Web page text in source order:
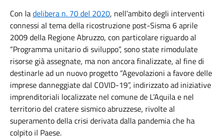
Con ladelibera n. 70 del 2020, nell’ambito degli interventi
connessi al tema della ricostruzione post-Sisma 6 aprile
2009 della Regione Abruzzo, con particolare riguardo al
“Programma unitario di sviluppo”, sono state rimodulate
risorse già assegnate, ma non ancora finalizzate, al fine di
destinarle ad un nuovo progetto “Agevolazioni a favore delle
imprese danneggiate dal COVID-19”, indirizzato ad iniziative
imprenditoriali localizzate nel comune de L’Aquila e nel
territorio del cratere sismico abruzzese, rivolte al
superamento della crisi derivata dalla pandemia che ha
colpito il Paese.